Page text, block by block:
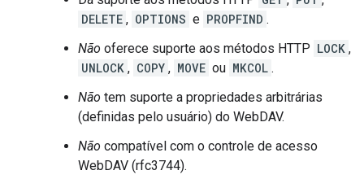
DELETE , OPTIONS e PROPFIND .
Não oferece suporte aos métodos HTTP LOCK ,
UNLOCK , COPY , MOVE ou MKCOL .
Não tem suporte a propriedades arbitrárias
(definidas pelo usuário) do WebDAV.
Não compatível com o controle de acesso
WebDAV (rfc3744).